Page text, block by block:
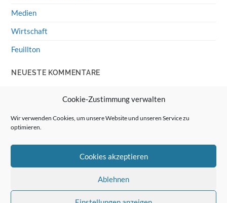
Cookie-Zustimmung verwalten
Wir verwenden Cookies, um unsere Website und unseren Service zu
optimieren.
Cookies akzeptieren
Ablehnen
Medien
Wirtschaft
Feuillton
NEUESTE KOMMENTARE
Wolff von Rechenberg
Linux Mint: Google Drive integrieren
HiFi-Klassiker: Celestion 3